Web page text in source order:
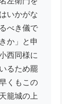
いかがな
べき儀で
か」と申
西同様に
るため罷
くもこの
籠城の上